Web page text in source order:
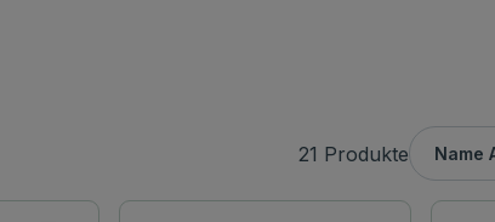
21 Produkte